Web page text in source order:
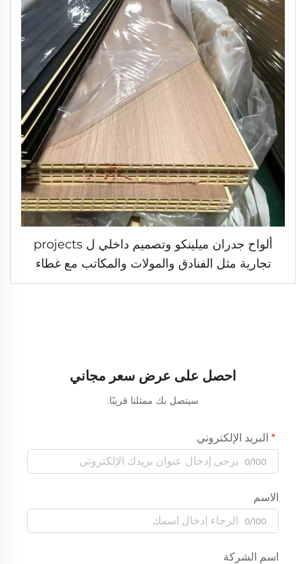
ألواح جدران ميلينكو وتصميم داخلي ل projects
تجارية مثل الفنادق والمولات والمكاتب مع غطاء
سقف من ألواح WPC ذات طبقة خشبية
احصل على عرض سعر مجاني
سيتصل بك ممثلنا قريبًا.
البريد الإلكتروني
0/100
الاسم
0/100
اسم الشركة